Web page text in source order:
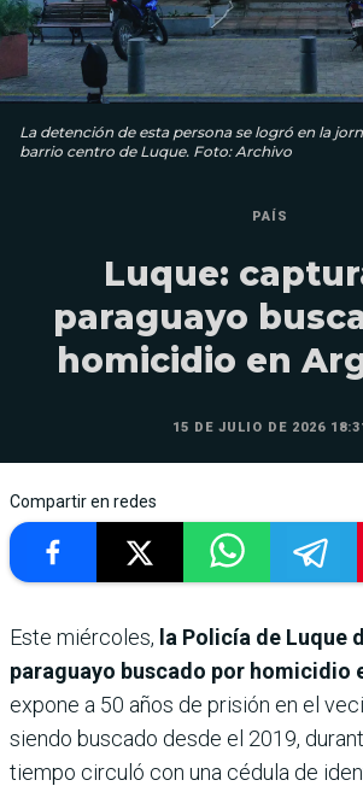
La detención de esta persona se logró en la
barrio centro de Luque. Foto: Archivo
PAÍS
Luque:
paraguayo
homicidio en
15 DE JULIO DE 2026
Compartir en redes
Este miércoles, la Policía de Luque
paraguayo buscado por homicidio
expone a 50 años de prisión en el
siendo buscado desde el 2019,
tiempo circuló con una cédula de